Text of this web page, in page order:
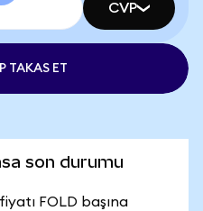
CVP
TAKAS ET
son durumu
FOLD başına